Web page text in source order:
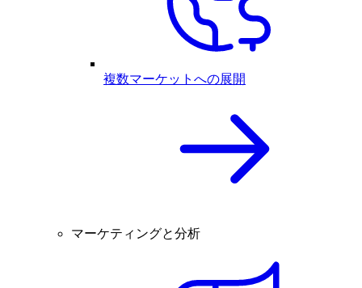
複数マーケットへの展開
マーケティングと分析